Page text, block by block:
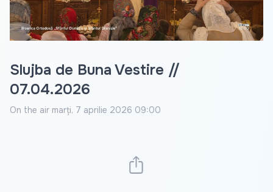
Video
Slujba de Buna Vestire //
07.04.2026
On the air marți, 7 aprilie 2026 09:00